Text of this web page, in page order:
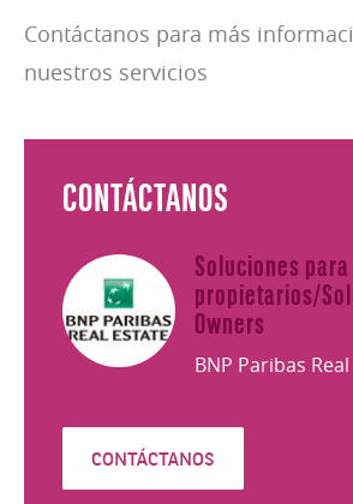
Contáctanos para más
nuestros servicios
CONTÁCTANOS
Soluciones para
propietarios/
Owners
BNP Paribas
CONTÁCTANOS